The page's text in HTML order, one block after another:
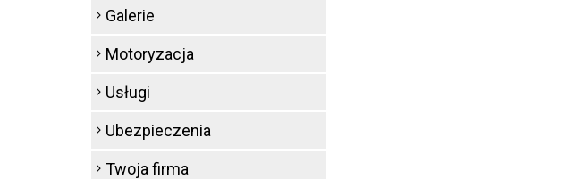
Galerie
Motoryzacja
Usługi
Ubezpieczenia
Twoja firma